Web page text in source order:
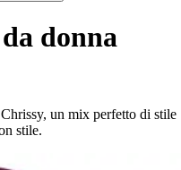
donna
un mix perfetto di stile
stile.